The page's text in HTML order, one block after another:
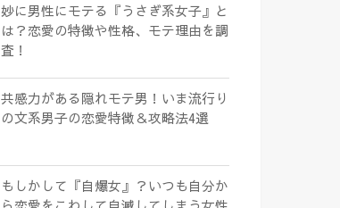
妙に男性にモテる『うさぎ系女子』と
は？恋愛の特徴や性格、モテ理由を調
査！
共感力がある隠れモテ男！いま流行り
の文系男子の恋愛特徴＆攻略法4選
もしかして『自爆女』？いつも自分か